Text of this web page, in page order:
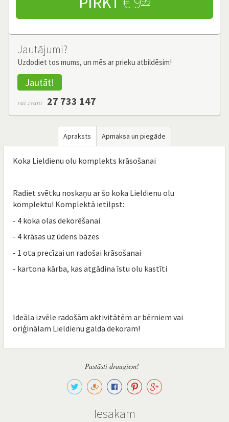
Jautājumi?
Uzdodiet tos mums, un mēs ar prieku atbildēsim!
Jautāt!
vai zvani 27 733 147
Apraksts Apmaksa un piegāde
Koka Lieldienu olu komplekts krāsošanai
Radiet svētku noskaņu ar šo koka Lieldienu olu
komplektu! Komplektā ietilpst:
- 4 koka olas dekorēšanai
- 4 krāsas uz ūdens bāzes
- 1 ota precīzai un radošai krāsošanai
- kartona kārba, kas atgādina īstu olu kastīti
Ideāla izvēle radošām aktivitātēm ar bērniem vai
oriģinālam Lieldienu galda dekoram!
Pastāsti draugiem!
Iesakām